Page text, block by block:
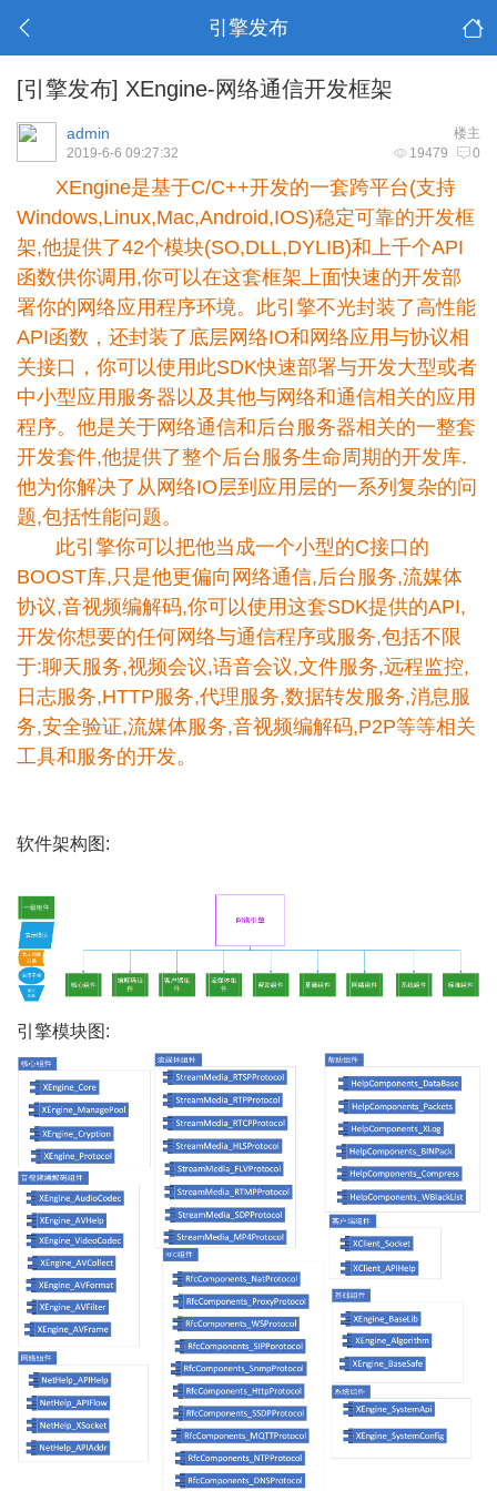
引擎发布
[引擎发布] XEngine-网络通信开发框架
楼主
admin
19479 0
2019-6-6 09:27:32
XEngine是基于C/C++开发的一套跨平台(支持
Windows,Linux,Mac,Android,IOS)稳定可靠的开发框
架,他提供了42个模块(SO,DLL,DYLIB)和上千个API
函数供你调用,你可以在这套框架上面快速的开发部
署你的网络应用程序环境。此引擎不光封装了高性能
API函数，还封装了底层网络IO和网络应用与协议相
关接口，你可以使用此SDK快速部署与开发大型或者
中小型应用服务器以及其他与网络和通信相关的应用
程序。他是关于网络通信和后台服务器相关的一整套
开发套件,他提供了整个后台服务生命周期的开发库.
他为你解决了从网络IO层到应用层的一系列复杂的问
题,包括性能问题。
此引擎你可以把他当成一个小型的C接口的
BOOST库,只是他更偏向网络通信,后台服务,流媒体
协议,音视频编解码,你可以使用这套SDK提供的API,
开发你想要的任何网络与通信程序或服务,包括不限
于:聊天服务,视频会议,语音会议,文件服务,远程监控,
日志服务,HTTP服务,代理服务,数据转发服务,消息服
务,安全验证,流媒体服务,音视频编解码,P2P等等相关
工具和服务的开发。
软件架构图:
引擎模块图: